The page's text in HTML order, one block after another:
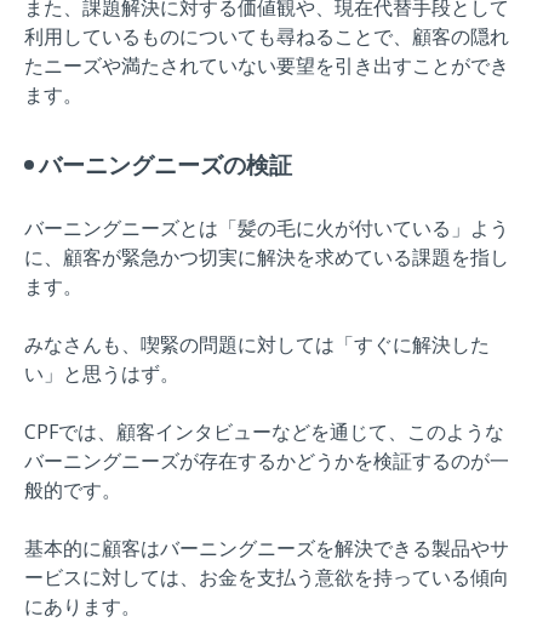
また、課題解決に対する価値観や、現在代替手段として
利用しているものについても尋ねることで、顧客の隠れ
たニーズや満たされていない要望を引き出すことができ
ます。
バーニングニーズの検証
バーニングニーズとは「髪の毛に火が付いている」よう
に、顧客が緊急かつ切実に解決を求めている課題を指し
ます。
みなさんも、喫緊の問題に対しては「すぐに解決した
い」と思うはず。
CPFでは、顧客インタビューなどを通じて、このような
バーニングニーズが存在するかどうかを検証するのが一
般的です。
基本的に顧客はバーニングニーズを解決できる製品やサ
ービスに対しては、お金を支払う意欲を持っている傾向
にあります。